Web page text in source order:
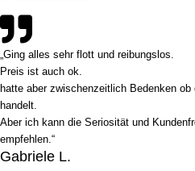
„Ging alles sehr flott und reibungslos.
Preis ist auch ok.
hatte aber zwischenzeitlich Bedenken
handelt.
Aber ich kann die Seriosität und
empfehlen.“
Gabriele L.